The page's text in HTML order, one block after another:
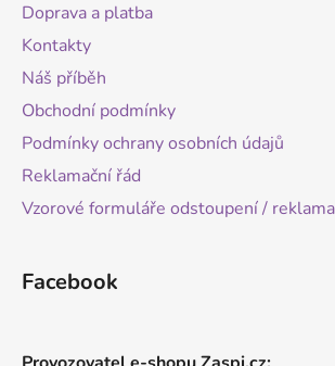
Doprava a platba
Kontakty
Náš příběh
Obchodní podmínky
Podmínky ochrany osobních údajů
Reklamační řád
Vzorové formuláře odstoupení /
Facebook